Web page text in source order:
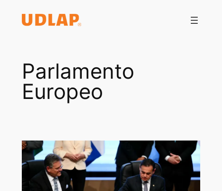
Parlamento
Europeo